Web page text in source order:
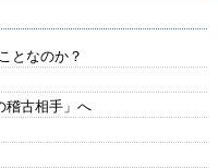
となのか？
稽古相手」へ